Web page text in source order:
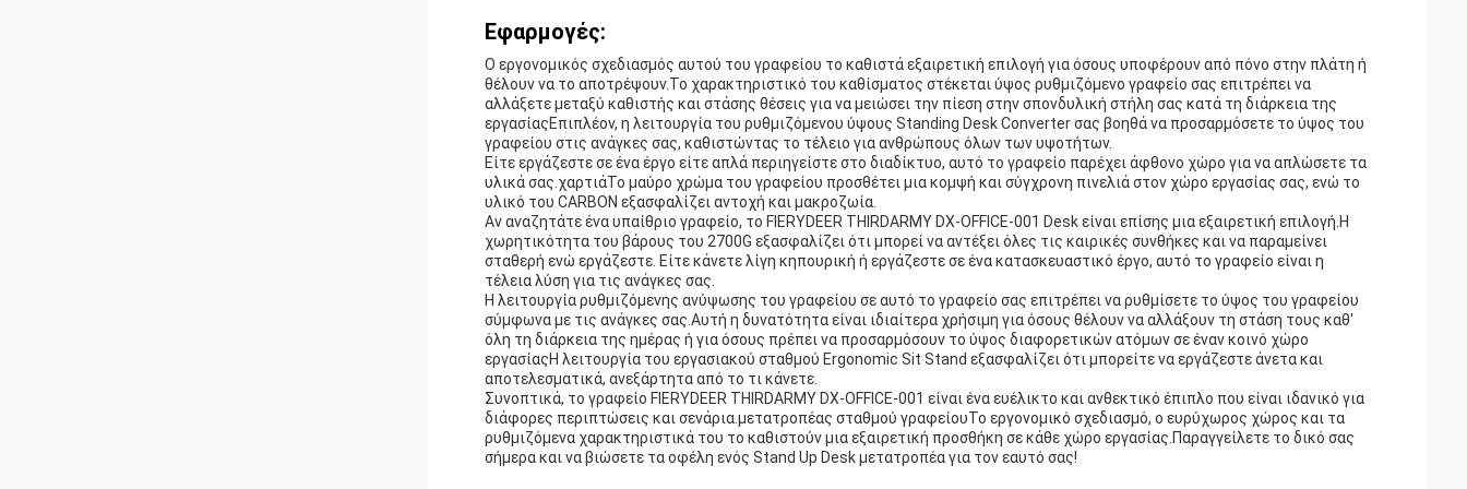
Εφαρμογές:
Ο εργονομικός σχεδιασμός αυτού του γραφείου το καθιστά εξαιρετική επιλογή για όσους υποφέρουν από πόνο στην πλάτη ή
θέλουν να το αποτρέψουν.Το χαρακτηριστικό του καθίσματος στέκεται ύψος ρυθμιζόμενο γραφείο σας επιτρέπει να
αλλάξετε μεταξύ καθιστής και στάσης θέσεις για να μειώσει την πίεση στην σπονδυλική στήλη σας κατά τη διάρκεια της
εργασίαςΕπιπλέον, η λειτουργία του ρυθμιζόμενου ύψους Standing Desk Converter σας βοηθά να προσαρμόσετε το ύψος του
γραφείου στις ανάγκες σας, καθιστώντας το τέλειο για ανθρώπους όλων των υψοτήτων.
Είτε εργάζεστε σε ένα έργο είτε απλά περιηγείστε στο διαδίκτυο, αυτό το γραφείο παρέχει άφθονο χώρο για να απλώσετε τα
υλικά σας.χαρτιάΤο μαύρο χρώμα του γραφείου προσθέτει μια κομψή και σύγχρονη πινελιά στον χώρο εργασίας σας, ενώ το
υλικό του CARBON εξασφαλίζει αντοχή και μακροζωία.
Αν αναζητάτε ένα υπαίθριο γραφείο, το FIERYDEER THIRDARMY DX-OFFICE-001 Desk είναι επίσης μια εξαιρετική επιλογή.Η
χωρητικότητα του βάρους του 2700G εξασφαλίζει ότι μπορεί να αντέξει όλες τις καιρικές συνθήκες και να παραμείνει
σταθερή ενώ εργάζεστε. Είτε κάνετε λίγη κηπουρική ή εργάζεστε σε ένα κατασκευαστικό έργο, αυτό το γραφείο είναι η
τέλεια λύση για τις ανάγκες σας.
Η λειτουργία ρυθμιζόμενης ανύψωσης του γραφείου σε αυτό το γραφείο σας επιτρέπει να ρυθμίσετε το ύψος του γραφείου
σύμφωνα με τις ανάγκες σας.Αυτή η δυνατότητα είναι ιδιαίτερα χρήσιμη για όσους θέλουν να αλλάξουν τη στάση τους καθ'
όλη τη διάρκεια της ημέρας ή για όσους πρέπει να προσαρμόσουν το ύψος διαφορετικών ατόμων σε έναν κοινό χώρο
εργασίαςΗ λειτουργία του εργασιακού σταθμού Ergonomic Sit Stand εξασφαλίζει ότι μπορείτε να εργάζεστε άνετα και
αποτελεσματικά, ανεξάρτητα από το τι κάνετε.
Συνοπτικά, το γραφείο FIERYDEER THIRDARMY DX-OFFICE-001 είναι ένα ευέλικτο και ανθεκτικό έπιπλο που είναι ιδανικό για
διάφορες περιπτώσεις και σενάρια.μετατροπέας σταθμού γραφείουΤο εργονομικό σχεδιασμό, ο ευρύχωρος χώρος και τα
ρυθμιζόμενα χαρακτηριστικά του το καθιστούν μια εξαιρετική προσθήκη σε κάθε χώρο εργασίας.Παραγγείλετε το δικό σας
σήμερα και να βιώσετε τα οφέλη ενός Stand Up Desk μετατροπέα για τον εαυτό σας!